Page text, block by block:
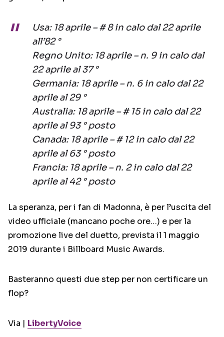
Usa: 18 aprile – # 8 in calo dal 22 aprile
all’82 °
Regno Unito: 18 aprile – n. 9 in calo dal
22 aprile al 37 °
Germania: 18 aprile – n. 6 in calo dal 22
aprile al 29 °
Australia: 18 aprile – # 15 in calo dal 22
aprile al 93 ° posto
Canada: 18 aprile – # 12 in calo dal 22
aprile al 63 ° posto
Francia: 18 aprile – n. 2 in calo dal 22
aprile al 42 ° posto
La speranza, per i fan di Madonna, è per l’uscita del
video ufficiale (mancano poche ore…) e per la
promozione live del duetto, prevista il 1 maggio
2019 durante i Billboard Music Awards.
Basteranno questi due step per non certificare un
flop?
Via | LibertyVoice